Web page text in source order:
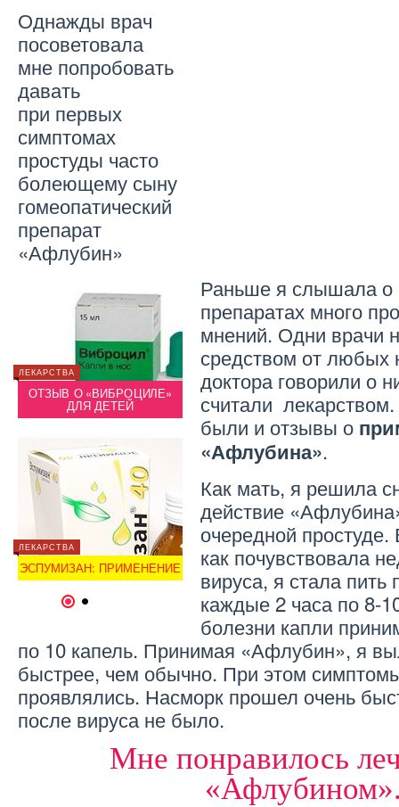
Однажды врач
посоветовала
мне попробовать
давать
при первых
симптомах
простуды часто
болеющему сыну
гомеопатический
препарат
«Афлубин»
ЛЕКАРСТВА
ОТЗЫВ О «ВИБРОЦИЛЕ»
ДЛЯ ДЕТЕЙ
ЛЕКАРСТВА
ЭСПУМИЗАН: ПРИМЕНЕНИЕ
ЛЕКАРСТВА
«ЛАЗОЛВАН» ДЛЯ ДЕТЕЙ
(ОТЗЫВЫ)
ЛЕКАРСТВА
КАШТАН КОНСКИЙ:
ПРИМЕНЕНИЕ В МЕДИЦИНЕ
Раньше я слышала о
препаратах много
мнений. Одни врачи
средством от любых
доктора говорили о
считали
были и отзывы о
«Афлубина».
Как мать, я решила
действие
очередной
как почувствовала
вируса, я стала пить
каждые 2 часа по 8-
болезни капли
по 10 капель. Принимая «Афлубин», я
быстрее, чем обычно. При этом
проявлялись. Насморк прошел очень
после вируса не было.
Мне понравилось